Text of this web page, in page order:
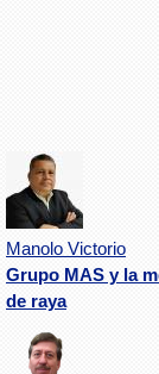
Manolo Victorio
Grupo MAS y la
de raya